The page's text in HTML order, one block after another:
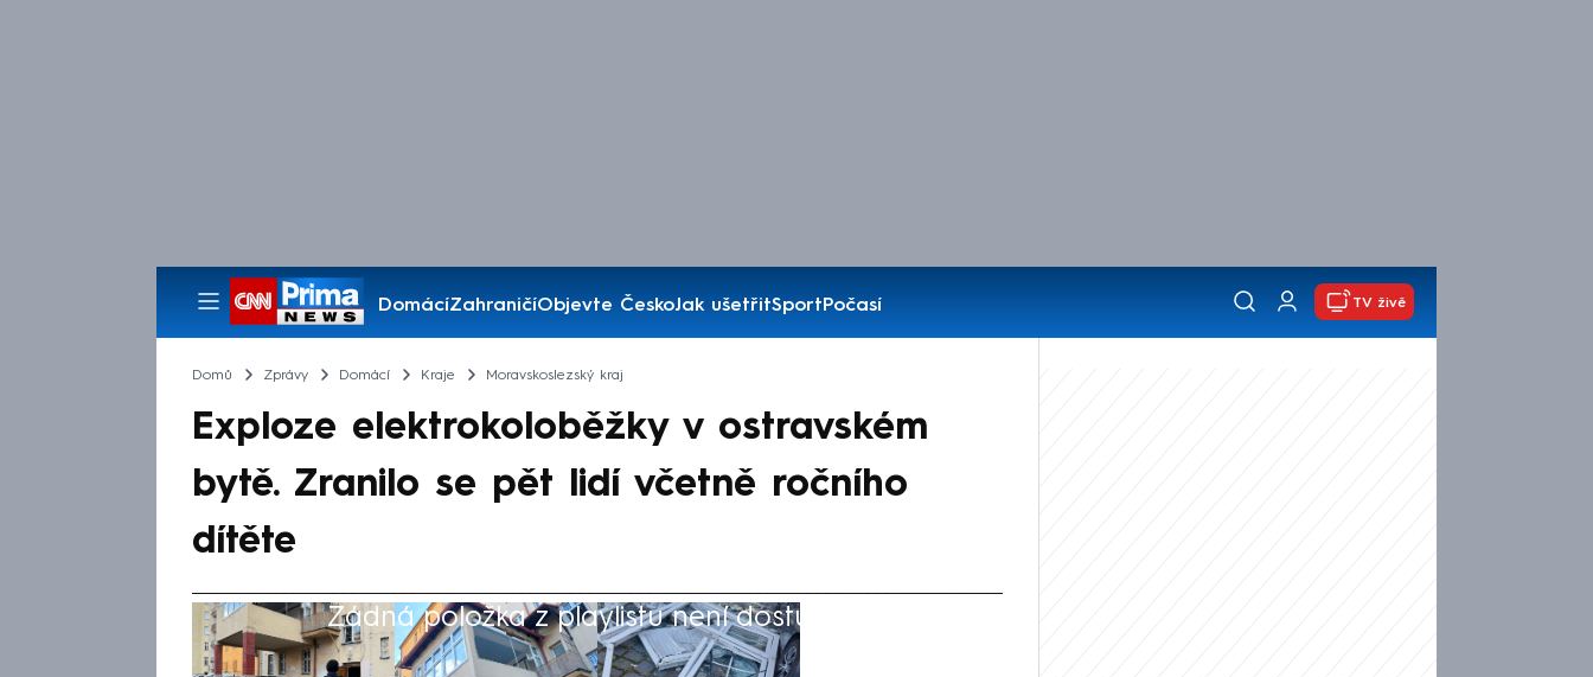
DomácíZahraničíObjevte ČeskoJak ušetřitSportPočasí
Pořady
TV živě
Domů Zprávy Domácí Kraje Moravskoslezský kraj
Exploze elektrokoloběžky v ostravském
bytě. Zranilo se pět lidí včetně ročního
dítěte
Žádná položka z playlistu není dostupná.